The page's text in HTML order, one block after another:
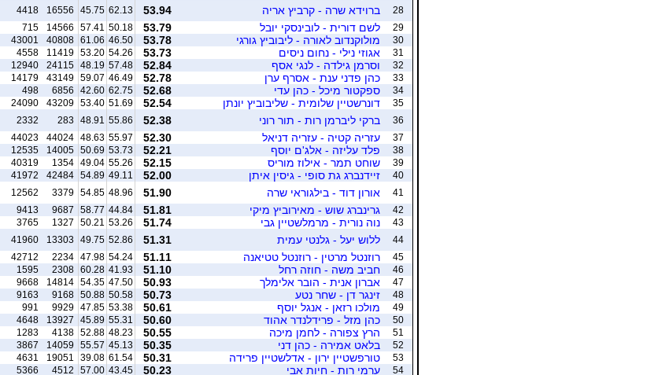
28
ברוידא שרה - קרביץ אריה 53.94
62.13
45.75
16556
4418
29
לשם דורית - לובינסקי יובל 53.79
50.18
57.41
14566
715
30
מולוקנדוב לאורה - ליבוביץ גורגי 53.78
46.50
61.06
40808
43001
31
אגוזי נילי - נחום ניסים 53.73
54.26
53.20
11419
4558
32
וסרמן גילדה - לנגי אסף 52.84
57.48
48.19
24115
12940
33
כהן פדני ענת - אסרף ערן 52.78
46.49
59.07
43149
14179
34
ספקטור מיכל - כהן עדי 52.68
62.75
42.60
6856
498
35
דונרשטיין שלומית - שליבוביץ יונתן 52.54
51.69
53.40
43209
24090
36
ברקי ליברמן רות - תור רוני 52.38
55.86
48.91
283
2332
37
עזריה קטיה - עזריה דניאל 52.30
55.97
48.63
44024
44023
38
פלד עליזה - אלג'ם יוסף 52.21
53.73
50.69
14005
12535
39
שוחט תמר - אילוז מוריס 52.15
55.26
49.04
1354
40319
40
זיידנברג גת סופי - גיסין איתן 52.00
49.11
54.89
42484
41972
41
אורון דוד - בילגוראי שרה 51.90
48.96
54.85
3379
12562
42
גרינברג שוש - מאירוביץ מיקי 51.81
44.84
58.77
9687
9413
43
נוה נורית - מרמלשטיין גבי 51.74
53.26
50.21
1327
3765
44
ללוש יעל - גלנטי עמית 51.31
52.86
49.75
13303
41960
45
רוזנטל מרטין - רוזנטל טטיאנה 51.11
54.24
47.98
2234
42712
46
חביב משה - חוזה רחל 51.10
41.93
60.28
2308
1595
47
אברון אנית - הובר אלימלך 50.93
47.50
54.35
14814
9668
48
זינגר דן - שחר נטע 50.73
50.58
50.88
9168
9163
49
מולכו רזאן - אנגל יוסף 50.61
53.38
47.85
9929
991
50
כהן מזל - פרידלנדר אהוד 50.60
55.31
45.89
13927
4648
51
הרץ צפורה - לחמן מיכה 50.55
48.23
52.88
4138
1283
52
בלאט אמירה - כהן דני 50.35
45.13
55.57
14059
3867
53
טורפשטיין ירון - אדלשטיין פרידה 50.31
61.54
39.08
19051
4631
54
ערמי רות - חיות אבי 50.23
43.45
57.00
4512
5366